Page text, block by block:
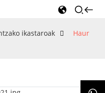
ikastaroak
Haur